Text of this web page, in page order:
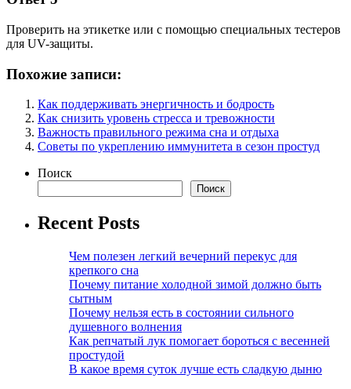
Проверить на этикетке или с помощью специальных тестеров
для UV-защиты.
Похожие записи:
Как поддерживать энергичность и бодрость
Как снизить уровень стресса и тревожности
Важность правильного режима сна и отдыха
Советы по укреплению иммунитета в сезон простуд
Поиск
Поиск
Recent Posts
Чем полезен легкий вечерний перекус для
крепкого сна
Почему питание холодной зимой должно быть
сытным
Почему нельзя есть в состоянии сильного
душевного волнения
Как репчатый лук помогает бороться с весенней
простудой
В какое время суток лучше есть сладкую дыню